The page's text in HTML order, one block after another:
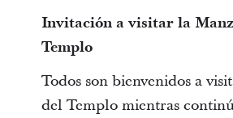
Invitación a visitar la
Templo
Todos son bienvenidos a
del Templo mientras